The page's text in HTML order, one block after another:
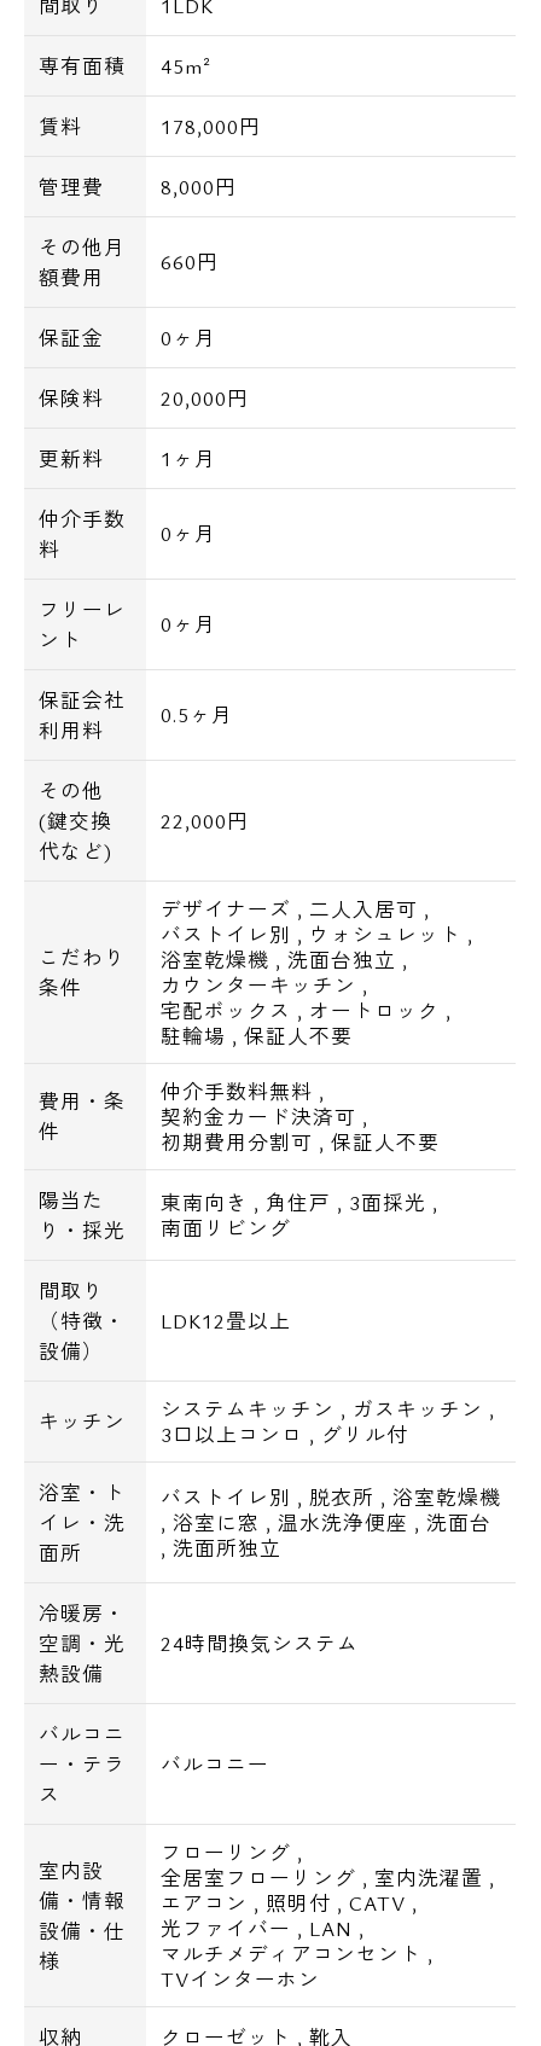
専有面積 45m²
賃料 178,000円
管理費 8,000円
その他月
額費用
660円
保証金 0ヶ月
保険料 20,000円
更新料 1ヶ月
仲介手数
料
0ヶ月
フリーレ
ント
0ヶ月
保証会社
利用料
0.5ヶ月
その他
(鍵交換
代など)
22,000円
こだわり
条件
デザイナーズ , 二人入居可 ,
バストイレ別 , ウォシュレット ,
浴室乾燥機 ,洗面台独立 ,
カウンターキッチン ,
宅配ボックス , オートロック ,
駐輪場 ,保証人不要
費用・条
件
仲介手数料無料 ,
契約金カード決済可 ,
初期費用分割可 , 保証人不要
陽当た
り・採光
東南向き , 角住戸 , 3面採光 ,
南面リビング
間取り
（特徴・
設備）
LDK12畳以上
キッチン システムキッチン , ガスキッチン ,
3口以上コンロ , グリル付
浴室・ト
イレ・洗
面所
バストイレ別 , 脱衣所 , 浴室乾燥機
, 浴室に窓 , 温水洗浄便座 , 洗面台
,洗面所独立
冷暖房・
空調・光
熱設備
24時間換気システム
バルコニ
ー・テラ
ス
バルコニー
室内設
備・情報
設備・仕
様
フローリング ,
全居室フローリング , 室内洗濯置 ,
エアコン , 照明付 , CATV ,
光ファイバー , LAN ,
マルチメディアコンセント ,
TVインターホン
収納 クローゼット , 靴入